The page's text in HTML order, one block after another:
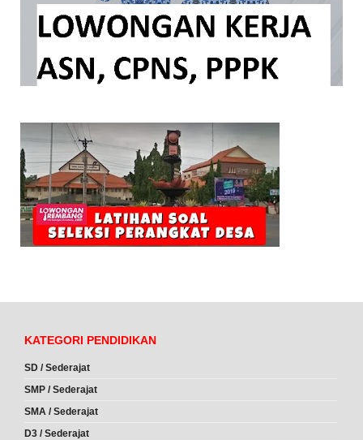
KATEGORI PENDIDIKAN
SD / Sederajat
SMP / Sederajat
SMA / Sederajat
D3 / Sederajat